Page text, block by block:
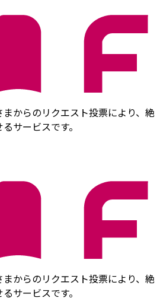
からのリクエスト投票により、絶
サービスです。
からのリクエスト投票により、絶
サービスです。